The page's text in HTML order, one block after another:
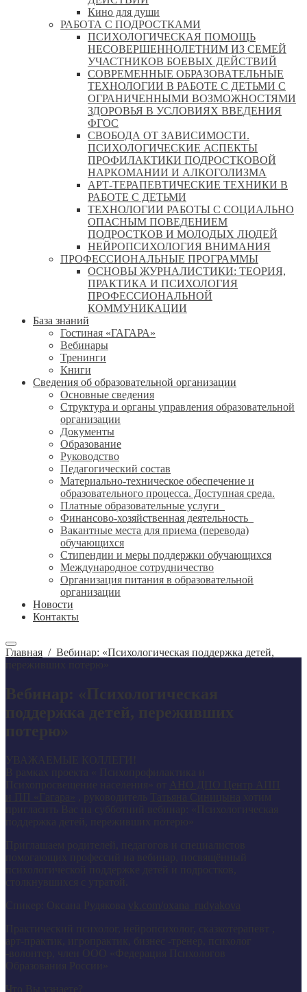
Кино для души
РАБОТА С ПОДРОСТКАМИ
ПСИХОЛОГИЧЕСКАЯ ПОМОЩЬ
НЕСОВЕРШЕННОЛЕТНИМ ИЗ СЕМЕЙ
УЧАСТНИКОВ БОЕВЫХ ДЕЙСТВИЙ
СОВРЕМЕННЫЕ ОБРАЗОВАТЕЛЬНЫЕ
ТЕХНОЛОГИИ В РАБОТЕ С ДЕТЬМИ С
ОГРАНИЧЕННЫМИ ВОЗМОЖНОСТЯМИ
ЗДОРОВЬЯ В УСЛОВИЯХ ВВЕДЕНИЯ
ФГОС
СВОБОДА ОТ ЗАВИСИМОСТИ.
ПСИХОЛОГИЧЕСКИЕ АСПЕКТЫ
ПРОФИЛАКТИКИ ПОДРОСТКОВОЙ
НАРКОМАНИИ И АЛКОГОЛИЗМА
АРТ-ТЕРАПЕВТИЧЕСКИЕ ТЕХНИКИ В
РАБОТЕ С ДЕТЬМИ
ТЕХНОЛОГИИ РАБОТЫ С СОЦИАЛЬНО
ОПАСНЫМ ПОВЕДЕНИЕМ
ПОДРОСТКОВ И МОЛОДЫХ ЛЮДЕЙ
НЕЙРОПСИХОЛОГИЯ ВНИМАНИЯ
ПРОФЕССИОНАЛЬНЫЕ ПРОГРАММЫ
ОСНОВЫ ЖУРНАЛИСТИКИ: ТЕОРИЯ,
ПРАКТИКА И ПСИХОЛОГИЯ
ПРОФЕССИОНАЛЬНОЙ
КОММУНИКАЦИИ
База знаний
Гостиная «ГАГАРА»
Вебинары
Тренинги
Книги
Сведения об образовательной организации
Основные сведения
Структура и органы управления образовательной
организации
Документы
Образование
Руководство
Педагогический состав
Материально-техническое обеспечение и
образовательного процесса. Доступная среда.
Платные образовательные услуги
Финансово-хозяйственная деятельность
Вакантные места для приема (перевода)
обучающихся
Стипендии и меры поддержки обучающихся
Международное сотрудничество
Организация питания в образовательной
организации
Новости
Контакты
Главная / Вебинар: «Психологическая поддержка детей,